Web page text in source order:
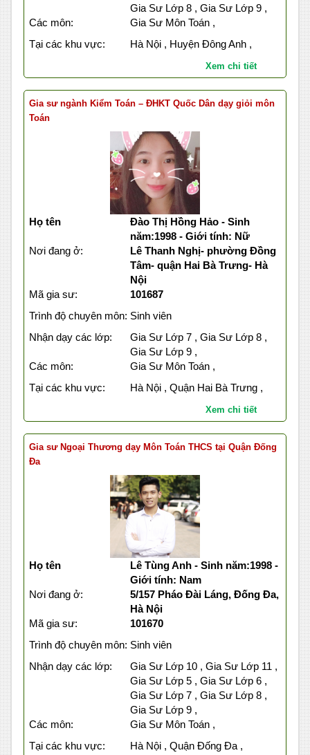
Gia Sư Lớp 8 , Gia Sư Lớp 9 ,
Các môn:
Gia Sư Môn Toán ,
Tại các khu vực:
Hà Nội , Huyện Đông Anh ,
Xem chi tiết
Gia sư ngành Kiểm Toán – ĐHKT Quốc Dân dạy giỏi môn
Toán
Họ tên
Đào Thị Hồng Hảo - Sinh
năm:1998 - Giới tính: Nữ
Nơi đang ở:
Lê Thanh Nghị- phường Đồng
Tâm- quận Hai Bà Trưng- Hà
Nội
Mã gia sư:
101687
Trình độ chuyên môn: Sinh viên
Nhận dạy các lớp:
Gia Sư Lớp 7 , Gia Sư Lớp 8 ,
Gia Sư Lớp 9 ,
Các môn:
Gia Sư Môn Toán ,
Tại các khu vực:
Hà Nội , Quận Hai Bà Trưng ,
Xem chi tiết
Gia sư Ngoại Thương dạy Môn Toán THCS tại Quận Đống
Đa
Họ tên
Lê Tùng Anh - Sinh năm:1998 -
Giới tính: Nam
Nơi đang ở:
5/157 Pháo Đài Láng, Đống Đa,
Hà Nội
Mã gia sư:
101670
Trình độ chuyên môn: Sinh viên
Nhận dạy các lớp:
Gia Sư Lớp 10 , Gia Sư Lớp 11 ,
Gia Sư Lớp 5 , Gia Sư Lớp 6 ,
Gia Sư Lớp 7 , Gia Sư Lớp 8 ,
Gia Sư Lớp 9 ,
Các môn:
Gia Sư Môn Toán ,
Tại các khu vực:
Hà Nội , Quận Đống Đa ,